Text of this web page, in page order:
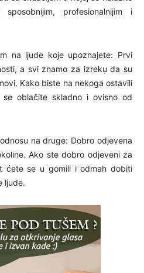
profesionalnijim i
na ljude koje upoznajete: Prvi
a svi znamo za izreku da su
Kako biste na nekoga ostavili
oblačite skladno i ovisno od
na druge: Dobro odjevena
Ako ste dobro odjeveni za
ćete se u gomili i odmah dobiti
ljude.